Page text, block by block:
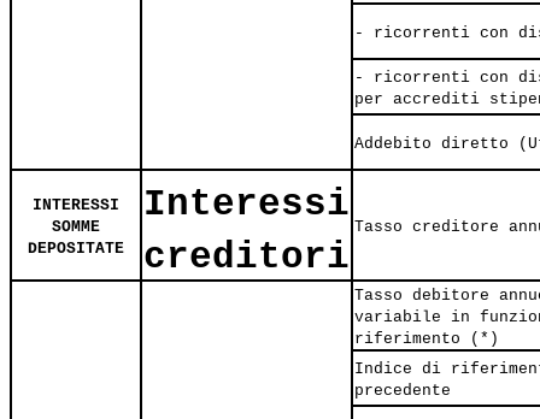
- ricorrenti con
- ricorrenti con
per accrediti
Addebito diretto
INTERESSI
SOMME
DEPOSITATE
Interessi
creditori
Tasso creditore
Tasso debitore
variabile in
riferimento (*)
Indice di
precedente